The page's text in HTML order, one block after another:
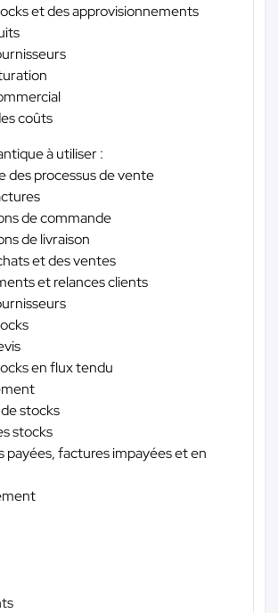
et des approvisionnements
coûts
à utiliser :
des processus de vente
de commande
de livraison
et des ventes
et relances clients
en flux tendu
stocks
stocks
payées, factures impayées et en